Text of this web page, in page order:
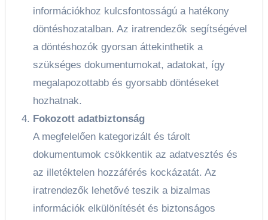
információkhoz kulcsfontosságú a hatékony
döntéshozatalban. Az iratrendezők segítségével
a döntéshozók gyorsan áttekinthetik a
szükséges dokumentumokat, adatokat, így
megalapozottabb és gyorsabb döntéseket
hozhatnak.
Fokozott adatbiztonság
A megfelelően kategorizált és tárolt
dokumentumok csökkentik az adatvesztés és
az illetéktelen hozzáférés kockázatát. Az
iratrendezők lehetővé teszik a bizalmas
információk elkülönítését és biztonságos